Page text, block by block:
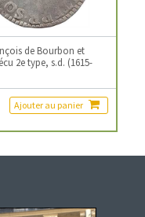
de Bourbon et
2e type, s.d. (1615-
Ajouter au panier